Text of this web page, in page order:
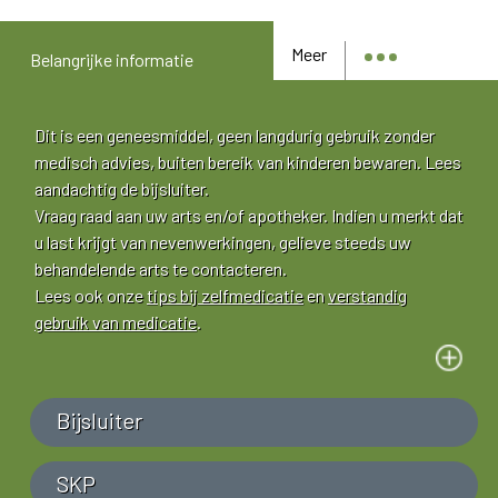
Meer
Belangrijke informatie
Dit is een geneesmiddel, geen langdurig gebruik zonder
medisch advies, buiten bereik van kinderen bewaren. Lees
aandachtig de bijsluiter.
Vraag raad aan uw arts en/of apotheker. Indien u merkt dat
u last krijgt van nevenwerkingen, gelieve steeds uw
behandelende arts te contacteren.
Lees ook onzetips bij zelfmedicatieenverstandig
gebruik van medicatie.
Bijsluiter
SKP